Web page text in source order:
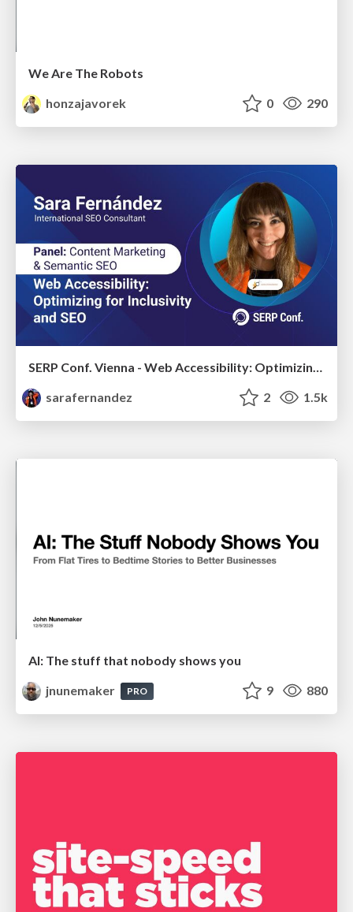
We Are The Robots
honzajavorek
0 290
SERP Conf. Vienna - Web Accessibility: Optimizing for Inclusivity and SEO
sarafernandez
2 1.5k
AI: The stuff that nobody shows you
jnunemaker
PRO 9 880